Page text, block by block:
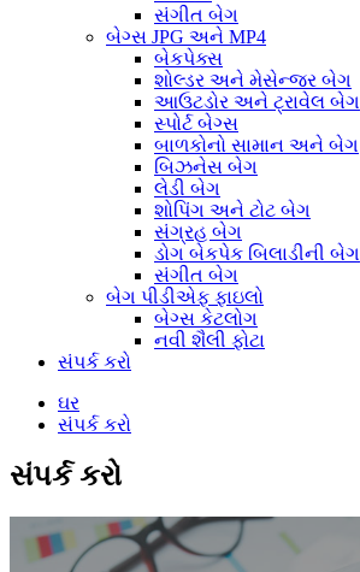
સંગીત બેગ
બેગ્સ JPG અને MP4
બેકપેક્સ
શોલ્ડર અને મેસેન્જર બેગ
આઉટડોર અને ટ્રાવેલ બેગ
સ્પોર્ટ બેગ્સ
બાળકોનો સામાન અને બેગ
બિઝનેસ બેગ
લેડી બેગ
શોપિંગ અને ટોટ બેગ
સંગ્રહ બેગ
ડોગ બેકપેક બિલાડીની બેગ
સંગીત બેગ
બેગ પીડીએફ ફાઇલો
બેગ્સ કેટલોગ
નવી શૈલી ફોટા
સંપર્ક કરો
ઘર
સંપર્ક કરો
સંપર્ક કરો